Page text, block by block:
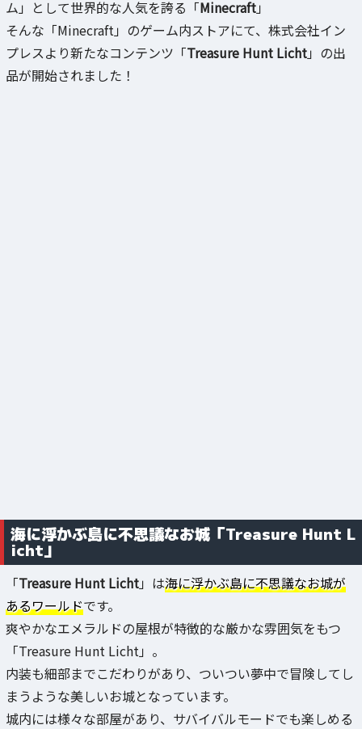
ム」として世界的な人気を誇る「Minecraft」
そんな「Minecraft」のゲーム内ストアにて、株式会社イン
プレスより新たなコンテンツ「Treasure Hunt Licht」の出
品が開始されました！
海に浮かぶ島に不思議なお城「Treasure Hunt L
icht」
「Treasure Hunt Licht」は海に浮かぶ島に不思議なお城が
あるワールドです。
爽やかなエメラルドの屋根が特徴的な厳かな雰囲気をもつ
「Treasure Hunt Licht」。
内装も細部までこだわりがあり、ついつい夢中で冒険してし
まうような美しいお城となっています。
城内には様々な部屋があり、サバイバルモードでも楽しめる